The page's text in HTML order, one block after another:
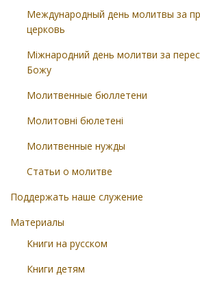
Международный день молитвы за
церковь
Міжнародний день молитви за
Божу
Молитвенные бюллетени
Молитовні бюлетені
Молитвенные нужды
Статьи о молитве
Поддержать наше служение
Материалы
Книги на русском
Книги детям